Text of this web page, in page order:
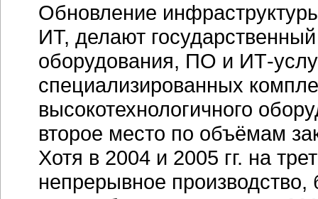
Обновление
ИТ, делают
оборудования, ПО и ИТ-
специализированных
высокотехнологичного
второе место по объёмам
Хотя в 2004 и 2005 гг. на
непрерывное производство,